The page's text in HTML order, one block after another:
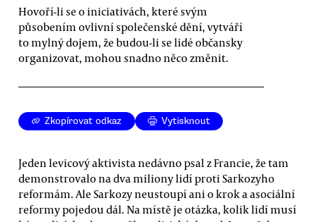
Hovoří-li se o iniciativách, které svým
působením ovlivní společenské dění, vytváří
to mylný dojem, že budou-li se lidé občansky
organizovat, mohou snadno něco změnit.
Zkopírovat odkaz Vytisknout
Jeden levicový aktivista nedávno psal z Francie, že tam
demonstrovalo na dva miliony lidí proti Sarkozyho
reformám. Ale Sarkozy neustoupí ani o krok a asociální
reformy pojedou dál. Na místě je otázka, kolik lidí musí